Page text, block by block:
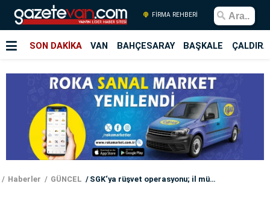
FİRMA REHBERİ
SON DAKİKA VAN BAHÇESARAY BAŞKALE
Haberler GÜNCEL SGK‘ya rüşvet operasyonu; il müdürü tutuklandı